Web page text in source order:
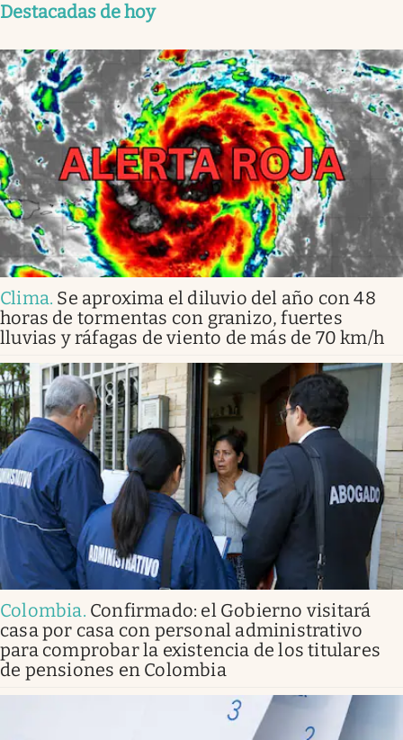
Destacadas de hoy
Clima. Se aproxima el diluvio del año con 48
horas de tormentas con granizo, fuertes
lluvias y ráfagas de viento de más de 70 km/h
Colombia. Confirmado: el Gobierno visitará
casa por casa con personal administrativo
para comprobar la existencia de los titulares
de pensiones en Colombia